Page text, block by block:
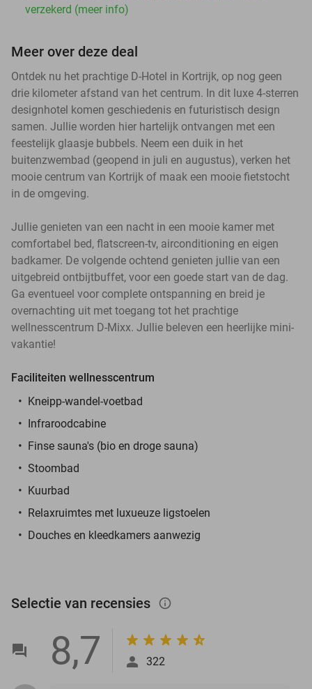
verzekerd (meer info)
Meer over deze deal
Ontdek nu het prachtige D-Hotel in Kortrijk, op nog geen
drie kilometer afstand van het centrum. In dit luxe 4-sterren
designhotel komen geschiedenis en futuristisch design
samen. Jullie worden hier hartelijk ontvangen met een
feestelijk glaasje bubbels. Neem een duik in het
buitenzwembad (geopend in juli en augustus), verken het
mooie centrum van Kortrijk of maak een mooie fietstocht
in de omgeving.
Jullie genieten van een nacht in een mooie kamer met
comfortabel bed, flatscreen-tv, airconditioning en eigen
badkamer. De volgende ochtend genieten jullie van een
uitgebreid ontbijtbuffet, voor een goede start van de dag.
Ga eventueel voor complete ontspanning en breid je
overnachting uit met toegang tot het prachtige
wellnesscentrum D-Mixx. Jullie beleven een heerlijke mini-
vakantie!
Faciliteiten wellnesscentrum
Kneipp-wandel-voetbad
Infraroodcabine
Finse sauna's (bio en droge sauna)
Stoombad
Kuurbad
Relaxruimtes met luxueuze ligstoelen
Douches en kleedkamers aanwezig
Selectie van recensies info_outlined
8,7 322